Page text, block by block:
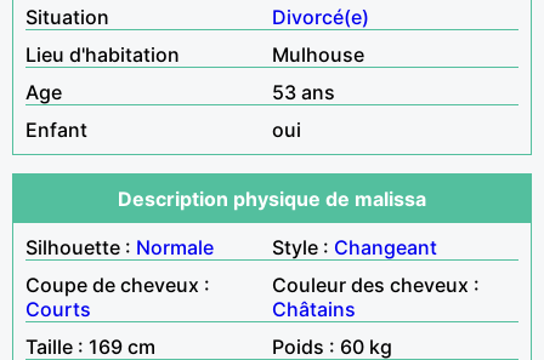
Situation
Divorcé(e)
Lieu d'habitation
Mulhouse
Age
53 ans
Enfant
oui
Description physique de malissa
Silhouette : Normale Style : Changeant
Coupe de cheveux :
Courts
Couleur des cheveux :
Châtains
Taille : 169 cm
Poids : 60 kg